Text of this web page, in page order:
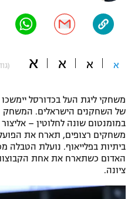
"מחצית בשכונה" –
משתתפים וזוכים בפרסים
תקנון עבור פעילות אלקטרה
תקנון עבור פעילות ספורט 1 – "מרלן"
טניס
גיימינג E-Sports
תנאי שימוש
אופניים
פוטבול אמריקאי NFL
בייסבול MLB
אומנויות לחימה
א א א א
משחקי ליגת העל בכדורסל
של השחקנים הישראלים. המשחק
במומנטום שונה לחלוטין –
משחקים רצופים, תארח את הפועל
ביתיות בפלייאוף. נועלת הטבלה
האדום כשתארח את אחת הקבוצות
ציונה.